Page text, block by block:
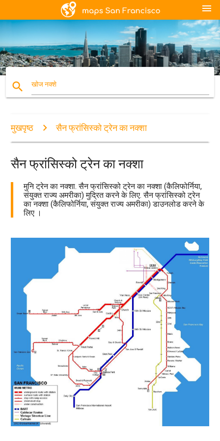
menu
search खोज नक्शे
मुखपृष्ठ सैन फ्रांसिस्को ट्रेन का नक्शा
सैन फ्रांसिस्को ट्रेन का नक्शा
मुनि ट्रेन का नक्शा. सैन फ्रांसिस्को ट्रेन का नक्शा (कैलिफोर्निया,
संयुक्त राज्य अमरीका) मुद्रित करने के लिए. सैन फ्रांसिस्को ट्रेन
का नक्शा (कैलिफोर्निया, संयुक्त राज्य अमरीका) डाउनलोड करने के
लिए ।